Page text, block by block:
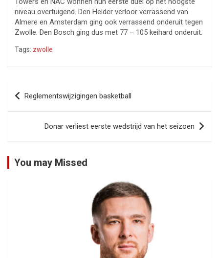
niveau overtuigend. Den Helder verloor verrassend van
Almere en Amsterdam ging ook verrassend onderuit tegen
Zwolle. Den Bosch ging dus met 77 – 105 keihard onderuit.
Tags: zwolle
Bericht
navigatie
Reglementswijzigingen basketball
Donar verliest eerste wedstrijd van het seizoen
You may Missed